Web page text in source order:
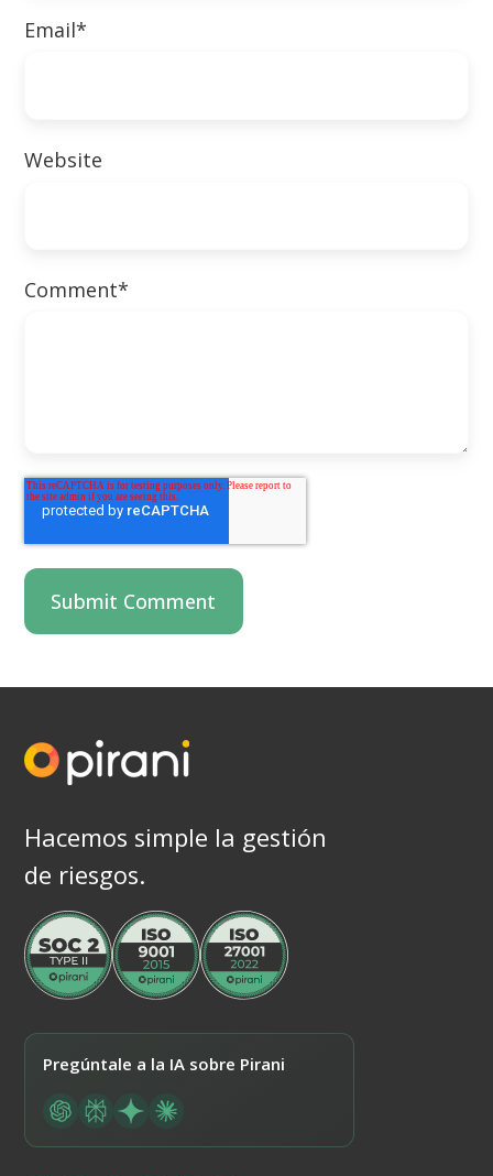
Email*
Website
Comment*
Hacemos simple la gestión
de riesgos.
Pregúntale a la IA sobre Pirani